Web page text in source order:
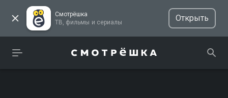
Смотрёшка
ТВ, фильмы и сериалы
Открыть